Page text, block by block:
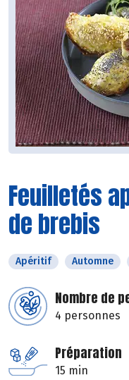
Feuilletés
de brebis
Apéritif Automne
Nombre de
4 personnes
Préparation
15 min